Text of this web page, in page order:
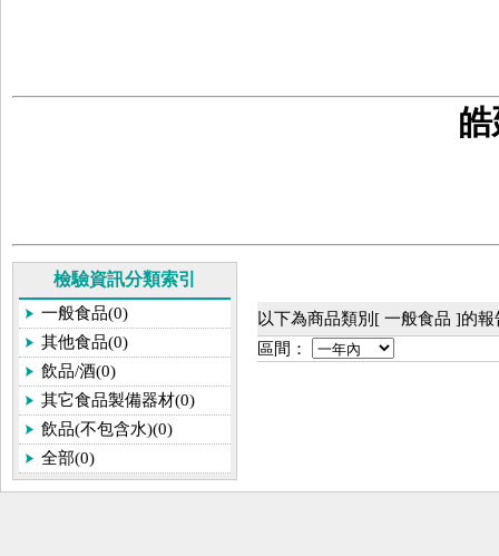
檢驗資訊分類索引
一般食品(0)
其他食品(0)
飲品/酒(0)
其它食品製備器材(0)
飲品(不包含水)(0)
全部(0)
以下為商品類別[ 一般食品 ]的
區間：